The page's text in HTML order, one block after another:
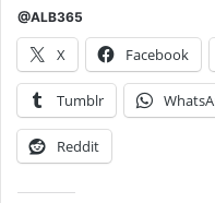
@ALB365
X Facebook
Tumblr
Reddit